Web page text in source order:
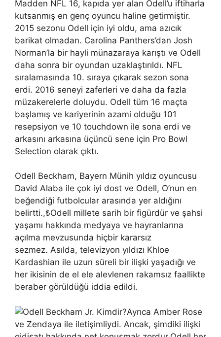
Madden NFL 16, kapıda yer alan Odell’u iftiharla
kutsanmış en genç oyuncu haline getirmiştir.
2015 sezonu Odell için iyi oldu, ama azıcık
barikat olmadan. Carolina Panthers’dan Josh
Norman’la bir hayli münazaraya karıştı ve Odell
daha sonra bir oyundan uzaklaştırıldı. NFL
sıralamasında 10. sıraya çıkarak sezon sona
erdi. 2016 seneyi zaferleri ve daha da fazla
müzakerelerle doluydu. Odell tüm 16 maçta
başlamış ve kariyerinin azami olduğu 101
resepsiyon ve 10 touchdown ile sona erdi ve
arkasını arkasına üçüncü sene için Pro Bowl
Selection olarak çıktı.
Odell Beckham, Bayern Münih yıldız oyuncusu
David Alaba ile çok iyi dost ve Odell, O’nun en
beğendiği futbolcular arasında yer aldığını
belirtti.,₺Odell millete sarih bir figürdür ve şahsi
yaşamı hakkında medyaya ve hayranlarına
açılma mevzusunda hiçbir kararsız
sezmez. Asılda, televizyon yıldızı Khloe
Kardashian ile uzun süreli bir ilişki yaşadığı ve
her ikisinin de el ele alevlenen rakamsız faallikte
beraber görüldüğü iddia edildi.
Ayrıca Amber Rose
ve Zendaya ile iletişimliydi. Ancak, şimdiki ilişki